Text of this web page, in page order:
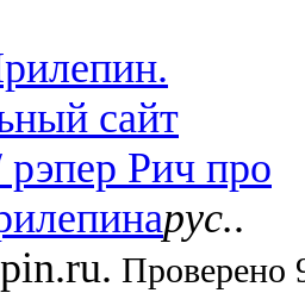
сайт
рэпер Рич про
рус..
Проверено